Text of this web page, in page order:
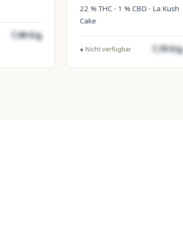
7,99 €/g
22 % THC · 1 % CBD · La Kush
Cake
● Nicht verfügbar 7,70 €/g